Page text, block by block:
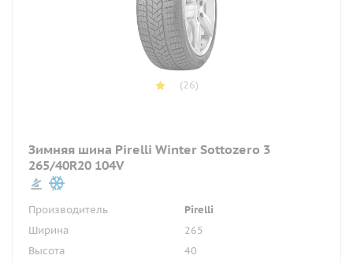
(26)
Зимняя шина Pirelli Winter Sottozero 3
265/40R20 104V
Производитель
Pirelli
Ширина
265
Высота
40